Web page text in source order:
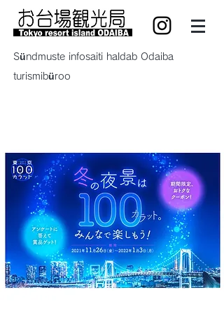
Sündmuste infosaiti haldab Odaiba
turismibüroo